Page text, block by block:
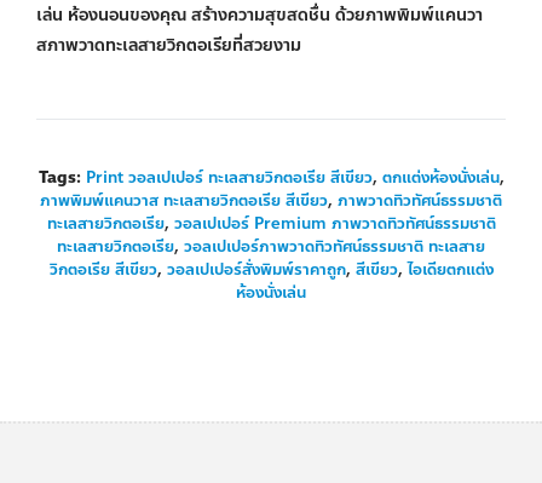
เล่น ห้องนอนของคุณ สร้างความสุขสดชื่น ด้วยภาพพิมพ์แคนวา
สภาพวาดทะเลสายวิกตอเรียที่สวยงาม
Tags: Print วอลเปเปอร์ ทะเลสายวิกตอเรีย สีเขียว, ตกแต่งห้องนั่งเล่น,
ภาพพิมพ์แคนวาส ทะเลสายวิกตอเรีย สีเขียว, ภาพวาดทิวทัศน์ธรรมชาติ
ทะเลสายวิกตอเรีย, วอลเปเปอร์ Premium ภาพวาดทิวทัศน์ธรรมชาติ
ทะเลสายวิกตอเรีย, วอลเปเปอร์ภาพวาดทิวทัศน์ธรรมชาติ ทะเลสาย
วิกตอเรีย สีเขียว, วอลเปเปอร์สั่งพิมพ์ราคาถูก, สีเขียว,ไอเดียตกแต่ง
ห้องนั่งเล่น